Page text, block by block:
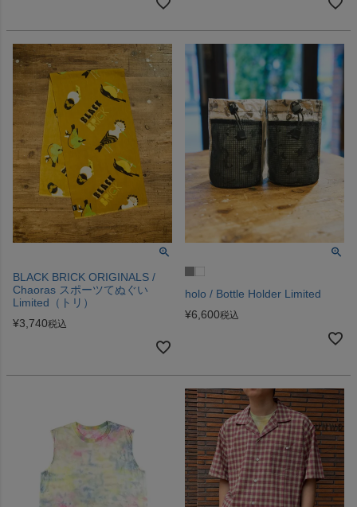
BLACK BRICK ORIGINALS /
Chaoras スポーツてぬぐい
Limited（トリ）
¥3,740税込
holo / Bottle Holder Limited
¥6,600税込